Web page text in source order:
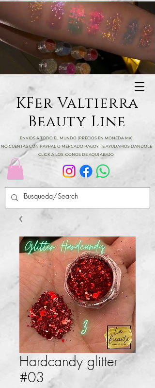
KFer Valtierra
Beauty Line
ENVIOS A TODO EL MUNDO (PRECIOS EN MONEDA MX)
NO CUENTAS CON PAYPAL O MERCADO PAGO? TE AYUDAMOS DANDOLE
CLICK A LOS ICONOS DE AQUI ABAJO
Hardcandy glitter
#03